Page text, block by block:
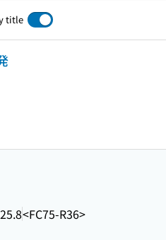
title
<FC75-R36>